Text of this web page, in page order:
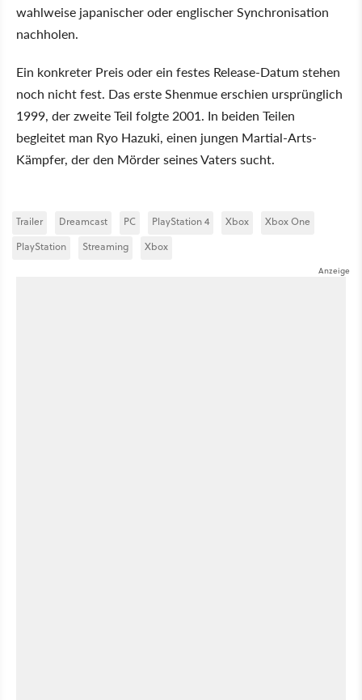
wahlweise japanischer oder englischer Synchronisation
nachholen.
Ein konkreter Preis oder ein festes Release-Datum stehen
noch nicht fest. Das erste Shenmue erschien ursprünglich
1999, der zweite Teil folgte 2001. In beiden Teilen
begleitet man Ryo Hazuki, einen jungen Martial-Arts-
Kämpfer, der den Mörder seines Vaters sucht.
Trailer Dreamcast PC PlayStation 4 Xbox
Xbox One
PlayStation
Streaming Xbox